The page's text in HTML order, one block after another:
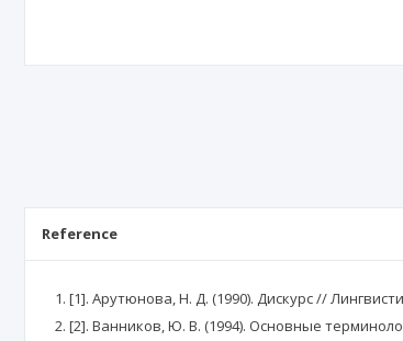
Reference
[1]. Арутюнова, Н. Д. (1990). Дискурс //
[2]. Ванников, Ю. В. (1994). Основные